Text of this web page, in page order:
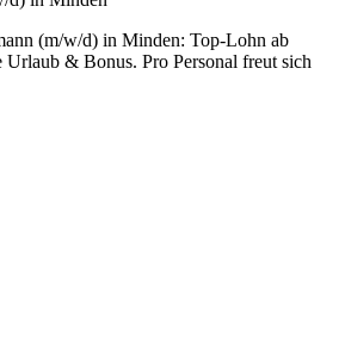
(m/w/d) in Minden: Top-Lohn ab
Urlaub & Bonus. Pro Personal freut sich